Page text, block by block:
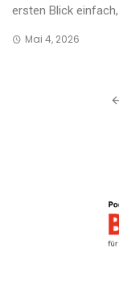
ersten Blick
Mai 4, 2026